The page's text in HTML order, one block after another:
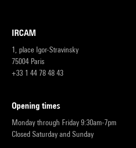
IRCAM
1, place Igor-Stravinsky
75004 Paris
+33 1 44 78 48 43
opening times
Monday through Friday 9:30am-7pm
Closed Saturday and Sunday